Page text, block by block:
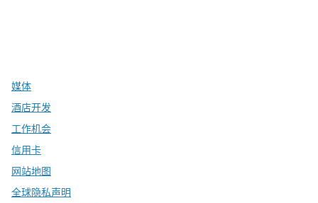
媒体
酒店开发
工作机会
信用卡
网站地图
全球隐私声明